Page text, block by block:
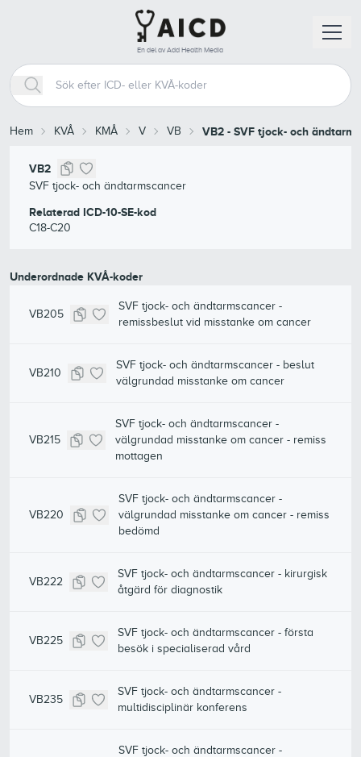
En del av Add Health Media
Hem KVÅ KMÅ V VB VB2 - SVF tjock- och
VB2
SVF tjock- och ändtarmscancer
Relaterad ICD-10-SE-kod
C18-C20
Underordnade KVÅ-koder
VB205
SVF tjock- och ändtarmscancer -
remissbeslut vid misstanke om cancer
VB210
SVF tjock- och ändtarmscancer - beslut
välgrundad misstanke om cancer
VB215
SVF tjock- och ändtarmscancer -
välgrundad misstanke om cancer - remiss
mottagen
VB220
SVF tjock- och ändtarmscancer -
välgrundad misstanke om cancer - remiss
bedömd
VB222
SVF tjock- och ändtarmscancer - kirurgisk
åtgärd för diagnostik
VB225
SVF tjock- och ändtarmscancer - första
besök i specialiserad vård
VB235
SVF tjock- och ändtarmscancer -
multidisciplinär konferens
SVF tjock- och ändtarmscancer -